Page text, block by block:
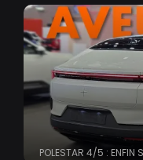
POLESTAR 4/5 : ENFIN